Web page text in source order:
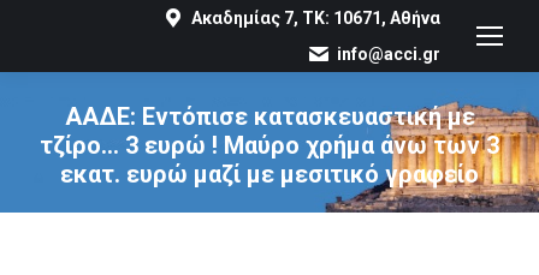
Ακαδημίας 7, ΤΚ: 10671, Αθήνα
info@acci.gr
ΑΑΔΕ: Εντόπισε κατασκευαστική με
τζίρο… 3 ευρώ ! Μαύρο χρήμα άνω των 3
εκατ. ευρώ μαζί με μεσιτικό γραφείο
You are here: